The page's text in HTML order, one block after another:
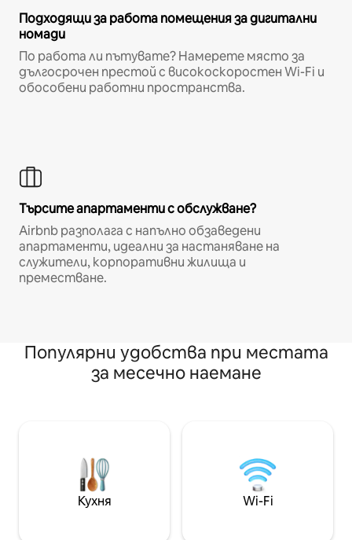
Подходящи за работа помещения за дигитални
номади
По работа ли пътувате? Намерете място за
дългосрочен престой с високоскоростен Wi-Fi и
обособени работни пространства.
Търсите апартаменти с обслужване?
Airbnb разполага с напълно обзаведени
апартаменти, идеални за настаняване на
служители, корпоративни жилища и
преместване.
Популярни удобства при местата
за месечно наемане
Кухня Wi-Fi